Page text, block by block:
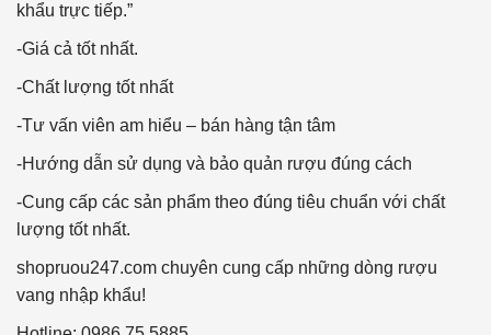
khẩu trực tiếp.”
-Giá cả tốt nhất.
-Chất lượng tốt nhất
-Tư vấn viên am hiểu – bán hàng tận tâm
-Hướng dẫn sử dụng và bảo quản rượu đúng cách
-Cung cấp các sản phẩm theo đúng tiêu chuẩn với chất
lượng tốt nhất.
shopruou247.com chuyên cung cấp những dòng rượu
vang nhập khẩu!